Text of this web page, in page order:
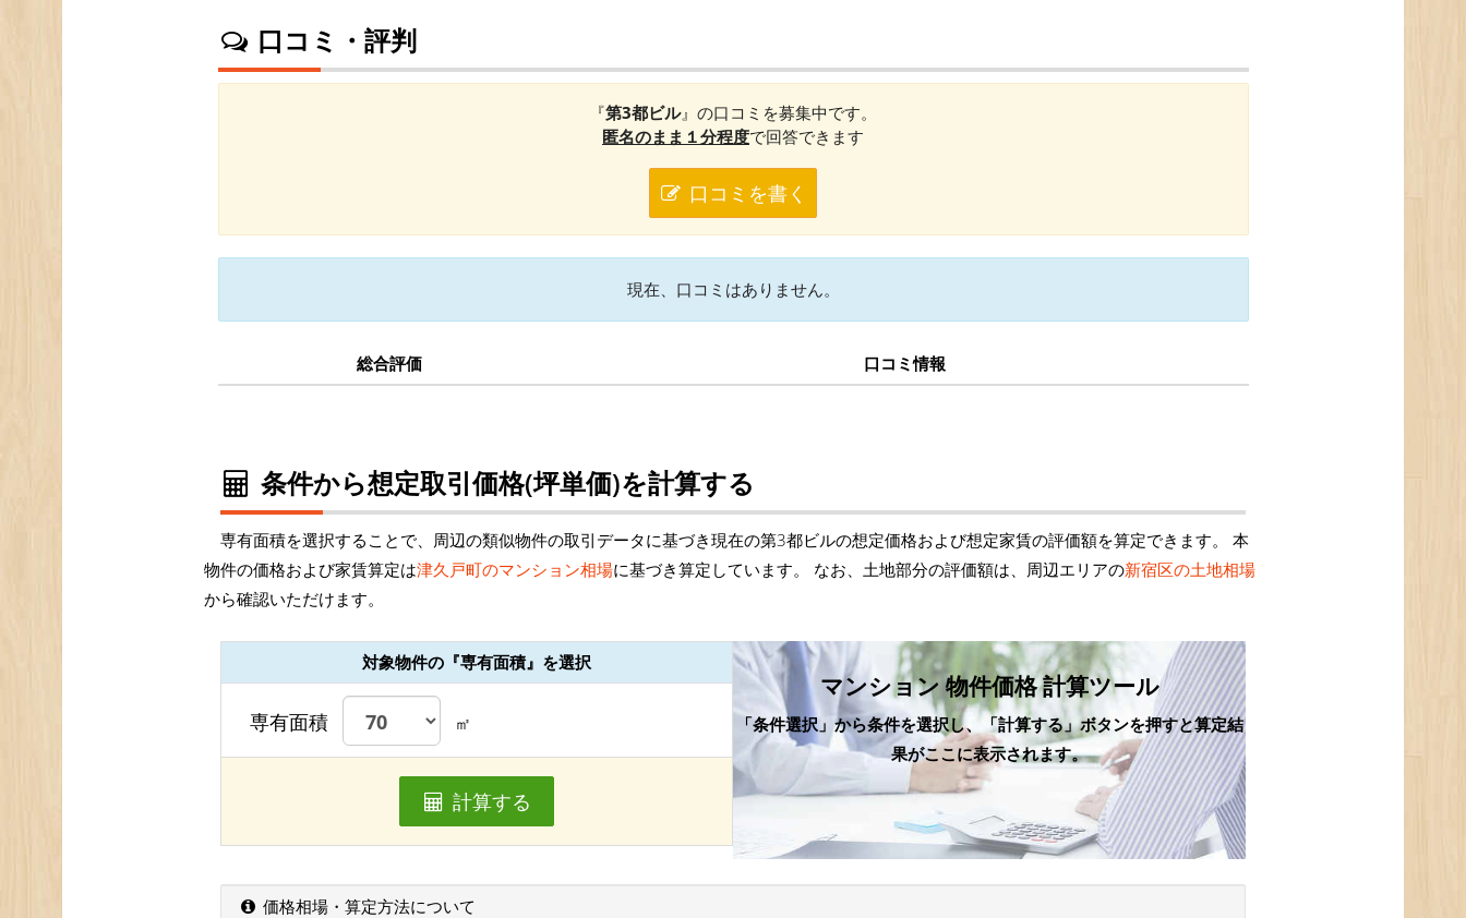
口コミ・評判
『第3都ビル』の口コミを募集中です。
匿名のまま１分程度で回答できます
口コミを書く
現在、口コミはありません。
総合評価 口コミ情報
条件から想定取引価格(坪単価)を計算する
専有面積を選択することで、周辺の類似物件の取引データに基づき現在の第3都ビルの想定価格および想定家賃の評価額を算定できます。 本
物件の価格および家賃算定は津久戸町のマンション相場に基づき算定しています。 なお、土地部分の評価額は、周辺エリアの新宿区の土地相場
から確認いただけます。
対象物件の『専有面積』を選択
専有面積 ㎡
計算する
マンション 物件価格 計算ツール
「条件選択」から条件を選択し、「計算する」ボタンを押すと算定結
果がここに表示されます。
価格相場・算定方法について